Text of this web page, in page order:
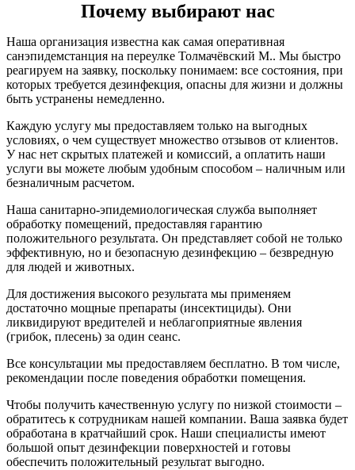
Почему выбирают нас
Наша организация известна как самая оперативная
санэпидемстанция на переулке Толмачёвский М.. Мы быстро
реагируем на заявку, поскольку понимаем: все состояния, при
которых требуется дезинфекция, опасны для жизни и должны
быть устранены немедленно.
Каждую услугу мы предоставляем только на выгодных
условиях, о чем существует множество отзывов от клиентов.
У нас нет скрытых платежей и комиссий, а оплатить наши
услуги вы можете любым удобным способом – наличным или
безналичным расчетом.
Наша санитарно-эпидемиологическая служба выполняет
обработку помещений, предоставляя гарантию
положительного результата. Он представляет собой не только
эффективную, но и безопасную дезинфекцию – безвредную
для людей и животных.
Для достижения высокого результата мы применяем
достаточно мощные препараты (инсектициды). Они
ликвидируют вредителей и неблагоприятные явления
(грибок, плесень) за один сеанс.
Все консультации мы предоставляем бесплатно. В том числе,
рекомендации после поведения обработки помещения.
Чтобы получить качественную услугу по низкой стоимости –
обратитесь к сотрудникам нашей компании. Ваша заявка будет
обработана в кратчайший срок. Наши специалисты имеют
большой опыт дезинфекции поверхностей и готовы
обеспечить положительный результат выгодно.